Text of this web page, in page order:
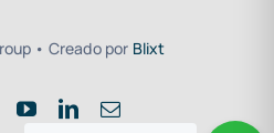
• Creado por Blixt